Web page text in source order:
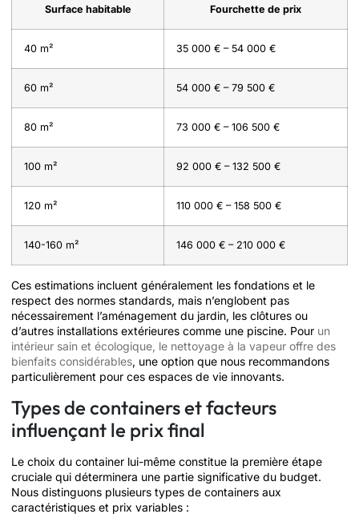
Surface habitable Fourchette de prix
40 m² 35 000 € – 54 000 €
60 m² 54 000 € – 79 500 €
80 m² 73 000 € – 106 500 €
100 m² 92 000 € – 132 500 €
120 m² 110 000 € – 158 500 €
140-160 m² 146 000 € – 210 000 €
Ces estimations incluent généralement les fondations et le
respect des normes standards, mais n’englobent pas
nécessairement l’aménagement du jardin, les clôtures ou
d’autres installations extérieures comme une piscine. Pour un
intérieur sain et écologique, le nettoyage à la vapeur offre des
bienfaits considérables, une option que nous recommandons
particulièrement pour ces espaces de vie innovants.
Types de containers et facteurs
influençant le prix final
Le choix du container lui-même constitue la première étape
cruciale qui déterminera une partie significative du budget.
Nous distinguons plusieurs types de containers aux
caractéristiques et prix variables :